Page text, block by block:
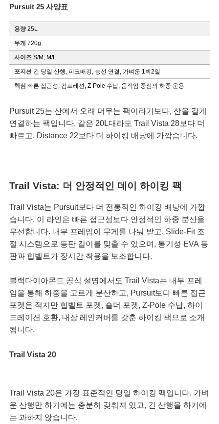
Pursuit 25 사양표
용량25L
무게 720g
사이즈 S/M, M/L
포지션 긴 당일 산행, 피크배깅, 능선 연결, 가벼운 1박2일
핵심 빠른 접근성, 컴프레션, Z-Pole 수납, 움직임 중심의 하중 운용
Pursuit 25는 산에서 오래 머무는 팩이라기보다, 산을 길게
연결하는 팩입니다. 같은 20L대라도 Trail Vista 28보다 더
빠르고, Distance 22보다 더 하이킹 배낭에 가깝습니다.
Trail Vista: 더 안정적인 데이 하이킹 팩
Trail Vista는 Pursuit보다 더 전통적인 하이킹 배낭에 가깝
습니다. 이 라인은 빠른 접근성보다 안정적인 하중 분산을
우선합니다. 내부 프레임이 무게를 나눠 받고, Slide-Fit 조
절 시스템으로 등판 길이를 맞출 수 있으며, 통기성 EVA 등
판과 힙벨트가 장시간 착용을 보조합니다.
블랙다이아몬드 공식 설명에서도 Trail Vista는 내부 프레
임을 통해 하중을 고르게 분산하고, Pursuit보다 빠른 접근
포켓은 적지만 힙벨트 포켓, 숄더 포켓, Z-Pole 수납, 하이
드레이션 호환, 내장 레인커버를 갖춘 하이킹 팩으로 소개
됩니다.
Trail Vista 20
Trail Vista 20은 가장 표준적인 당일 하이킹 팩입니다. 가벼
운 산행만 하기에는 충분히 갖춰져 있고, 긴 산행을 하기에
는 과하지 않습니다.